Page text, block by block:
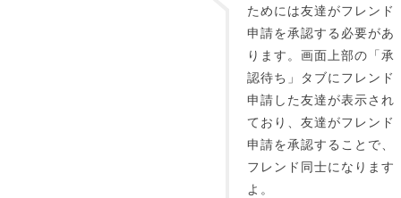
ためには友達がフレンド
申請を承認する必要があ
ります。画面上部の「承
認待ち」タブにフレンド
申請した友達が表示され
ており、友達がフレンド
申請を承認することで、
フレンド同士になります
よ。